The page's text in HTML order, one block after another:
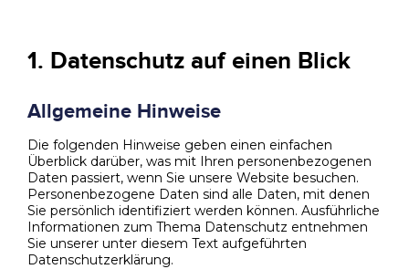
1. Datenschutz auf einen Blick
Allgemeine Hinweise
Die folgenden Hinweise geben einen einfachen
Überblick darüber, was mit Ihren personenbezogenen
Daten passiert, wenn Sie unsere Website besuchen.
Personenbezogene Daten sind alle Daten, mit denen
Sie persönlich identifiziert werden können. Ausführliche
Informationen zum Thema Datenschutz entnehmen
Sie unserer unter diesem Text aufgeführten
Datenschutzerklärung.